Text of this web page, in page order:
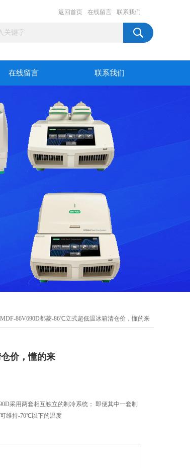
返回首页 在线留言 联系我们
在线留言 联系我们
86V690D都菱-86℃立式超低温冰箱清仓价，懂的来
价，懂的来
采用两套相互独立的制冷系统； 即便其中一套制
维持-70℃以下的温度